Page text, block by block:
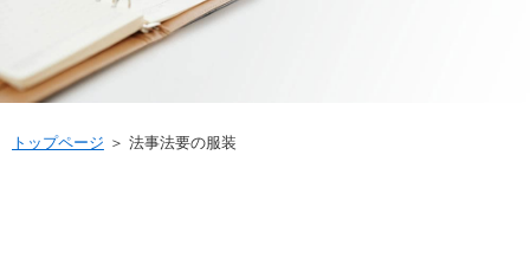
トップページ ＞ 法事法要の服装